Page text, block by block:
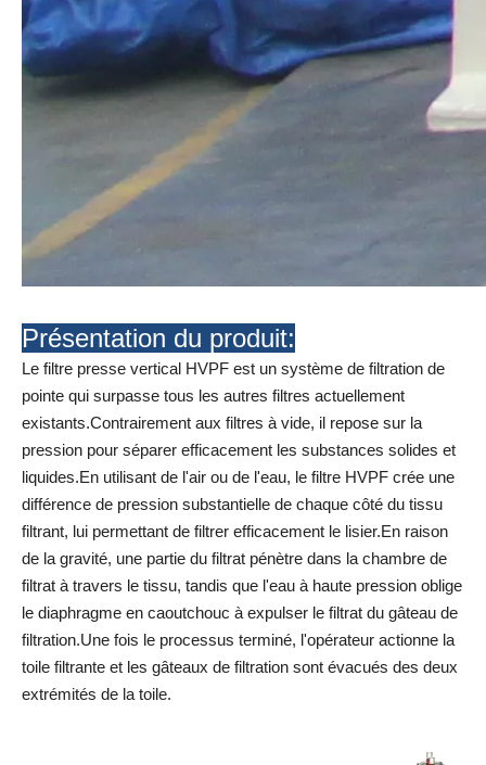
Présentation du produit:
Le filtre presse vertical HVPF est un système de filtration de
pointe qui surpasse tous les autres filtres actuellement
existants.Contrairement aux filtres à vide, il repose sur la
pression pour séparer efficacement les substances solides et
liquides.En utilisant de l'air ou de l'eau, le filtre HVPF crée une
différence de pression substantielle de chaque côté du tissu
filtrant, lui permettant de filtrer efficacement le lisier.En raison
de la gravité, une partie du filtrat pénètre dans la chambre de
filtrat à travers le tissu, tandis que l'eau à haute pression oblige
le diaphragme en caoutchouc à expulser le filtrat du gâteau de
filtration.Une fois le processus terminé, l'opérateur actionne la
toile filtrante et les gâteaux de filtration sont évacués des deux
extrémités de la toile.